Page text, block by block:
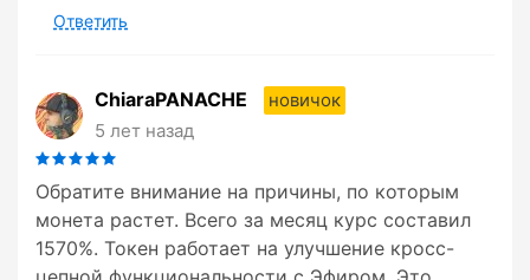
Ответить
ChiaraPANACHE
новичок
5 лет назад
Обратите внимание на причины, по которым
монета растет. Всего за месяц курс составил
1570%. Токен работает на улучшение кросс-